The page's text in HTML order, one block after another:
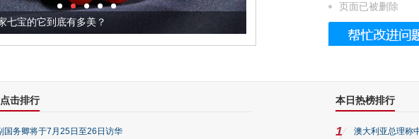
七宝的它到底有多美？ 这个3.2米的长卷，还原了600岁的紫
页面已被删除
击排行
国务卿将于7月25日至26日访华
本日热榜排行
1 澳大利亚总理称